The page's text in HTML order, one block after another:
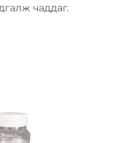
чаддаг.